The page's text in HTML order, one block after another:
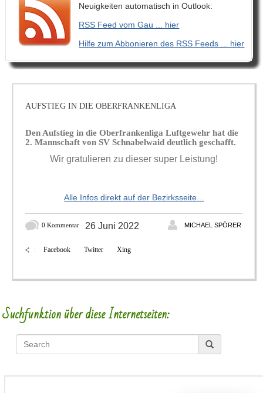
Neuigkeiten automatisch in Outlook:
RSS Feed vom Gau ... hier
Hilfe zum Abbonieren des RSS Feeds ... hier
AUFSTIEG IN DIE OBERFRANKENLIGA
Den Aufstieg in die Oberfrankenliga Luftgewehr hat die
2. Mannschaft von SV Schnabelwaid deutlich geschafft.
Wir gratulieren zu dieser super Leistung!
Alle Infos direkt auf der Bezirksseite...
26 Juni 2022
0 Kommentar MICHAEL SPÖRER
: Facebook Twitter Xing
Suchfunktion über diese Internetseiten: